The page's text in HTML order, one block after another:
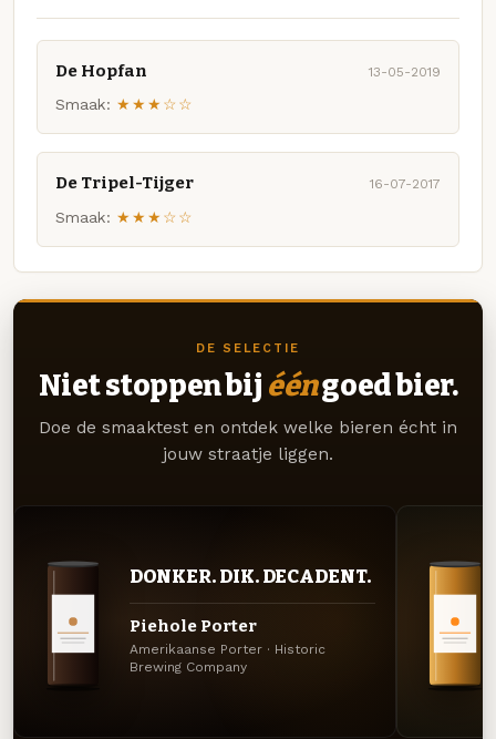
De Hopfan 13-05-2019
Smaak: ★★★☆☆
De Tripel-Tijger 16-07-2017
Smaak: ★★★☆☆
DE SELECTIE
Niet stoppen bij ééngoed bier.
Doe de smaaktest en ontdek welke bieren écht in
jouw straatje liggen.
DONKER. DIK. DECADENT.
Piehole Porter
Amerikaanse Porter · Historic
Brewing Company